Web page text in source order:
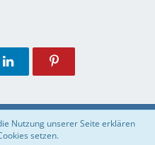
Impressum
Nutzung unserer Seite erklären
setzen.